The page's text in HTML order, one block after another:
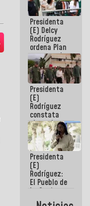
por su
clasificación
a la
AmeriCup
2027
Presidenta
(E) Delcy
Rodríguez
ordena Plan
maestro de
desarrollo
logístico y
turístico
para La
Guaira
Presidenta
(E)
Rodríguez
constata
obras de
rehabilitación
de Escuela
Militar de
Mamo en La
Guaira
Presidenta
(E)
Rodríguez:
El Pueblo de
La Guaira
siempre